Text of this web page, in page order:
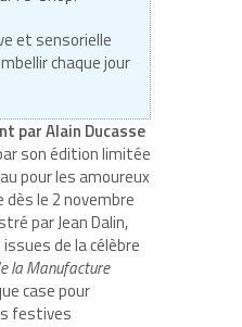
et sensorielle
chaque jour
par Alain Ducasse
son édition limitée
pour les amoureux
dès le 2 novembre
par Jean Dalin,
de la célèbre
la Manufacture
case pour
festives